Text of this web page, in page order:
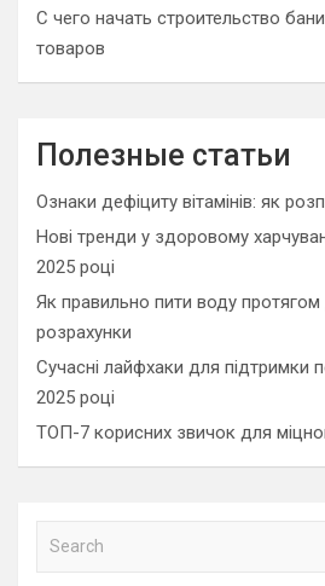
С чего начать строительство
товаров
Полезные статьи
Ознаки дефіциту вітамінів: як
Нові тренди у здоровому
2025 році
Як правильно пити воду протягом
розрахунки
Сучасні лайфхаки для підтримки
2025 році
ТОП-7 корисних звичок для